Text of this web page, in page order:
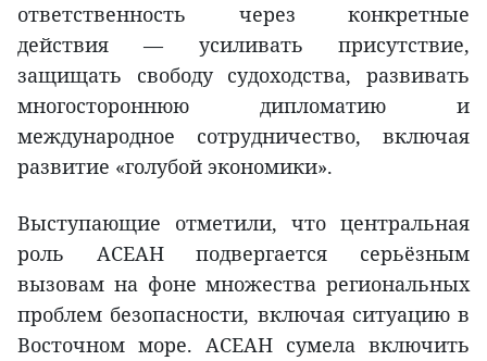
ответственность через конкретные
действия — усиливать присутствие,
защищать свободу судоходства, развивать
многостороннюю дипломатию и
международное сотрудничество, включая
развитие «голубой экономики».
Выступающие отметили, что центральная
роль АСЕАН подвергается серьёзным
вызовам на фоне множества региональных
проблем безопасности, включая ситуацию в
Восточном море. АСЕАН сумела включить